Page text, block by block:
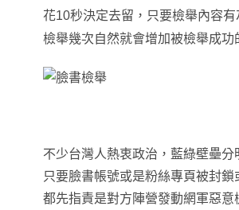
花10秒決定去留，只要檢舉內容
檢舉幾次自然就會增加被檢舉成功
不少台灣人熱衷政治 ，藍綠壁壘分
只要臉書帳號或是粉絲專頁被封鎖
都先指責是對方陣營發動網軍惡意